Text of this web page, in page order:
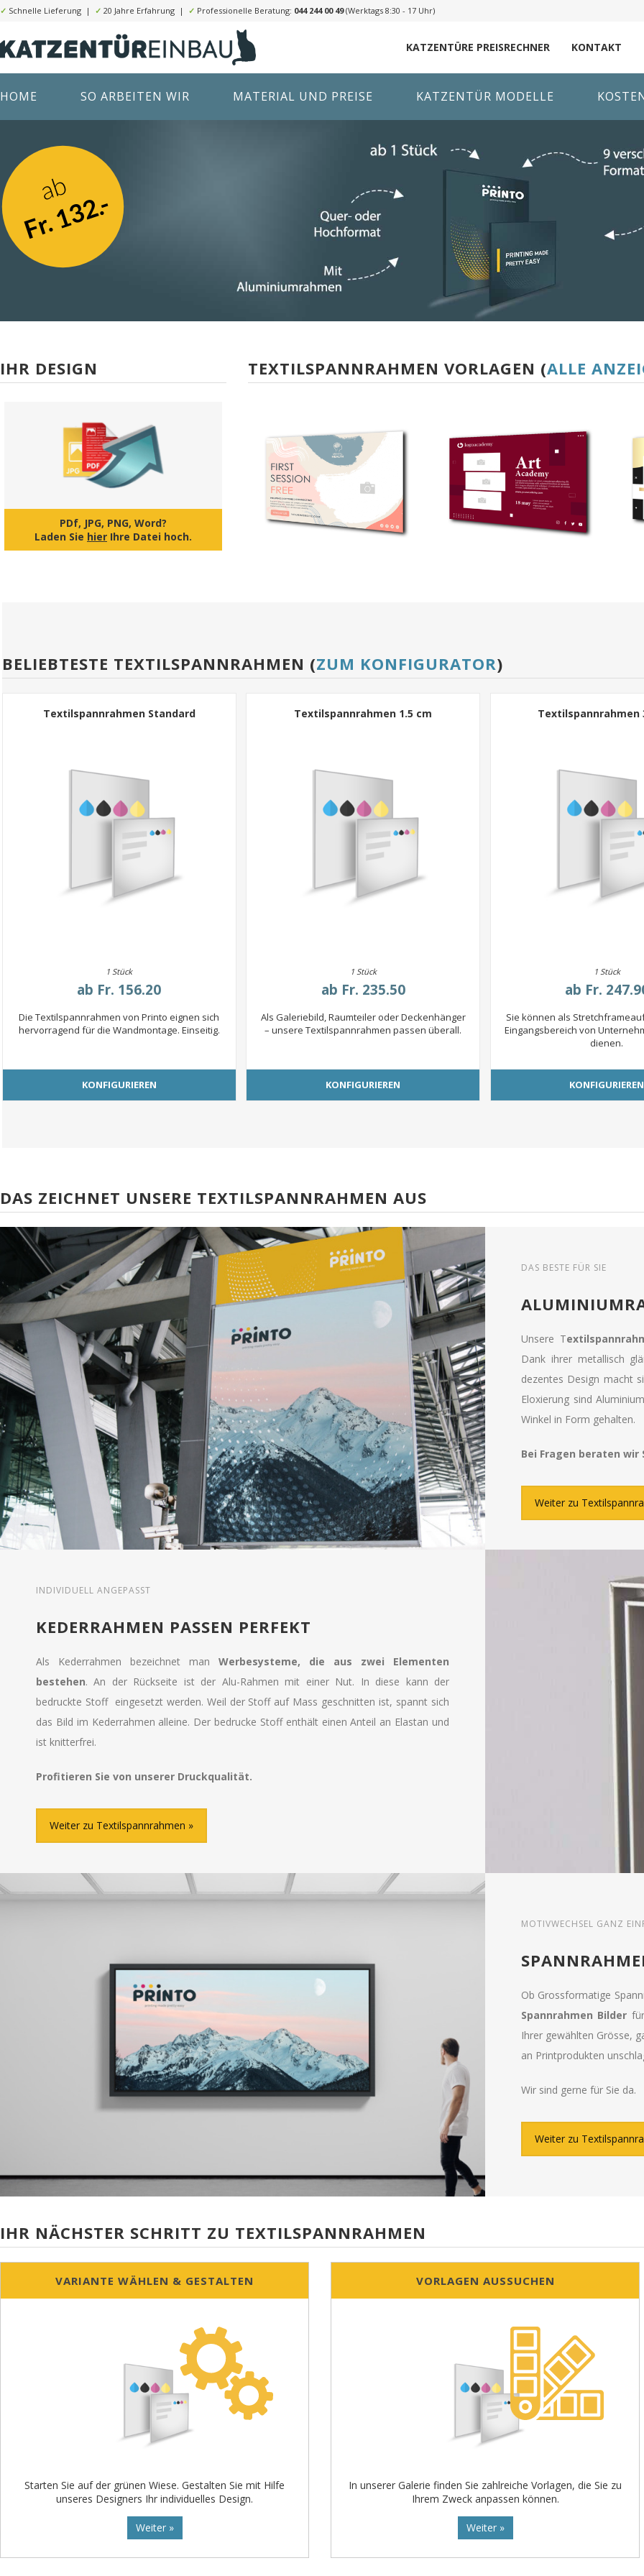
✓ Schnelle Lieferung | ✓ 20 Jahre Erfahrung | ✓ Professionelle Beratung: 044 244 00 49(Werktags 8:30 - 17 Uhr)
KATZENTÜRE PREISRECHNER KONTAKT
HOME SO ARBEITEN WIR MATERIAL UND PREISE KATZENTÜR MODELLE
ab
Fr. 132.-
IHR DESIGN
PDf, JPG, PNG, Word?
Laden Sie hier Ihre Datei hoch.
TEXTILSPANNRAHMEN VORLAGEN (ALLE
BELIEBTESTE TEXTILSPANNRAHMEN (ZUM KONFIGURATOR)
Textilspannrahmen Standard
1 Stück
ab Fr. 156.20
Die Textilspannrahmen von Printo eignen sich
hervorragend für die Wandmontage. Einseitig.
KONFIGURIEREN
Textilspannrahmen 1.5 cm
1 Stück
ab Fr. 235.50
Als Galeriebild, Raumteiler oder Deckenhänger
– unsere Textilspannrahmen passen überall.
KONFIGURIEREN
Textilspannrahmen
1 Stück
ab Fr.
Sie können als
Eingangsbereich von
dienen.
KONFIGURIEREN
DAS ZEICHNET UNSERE TEXTILSPANNRAHMEN AUS
DAS BESTE FÜR SIE
Unsere T
Dank ihrer metallisch
dezentes Design macht
Eloxierung sind
Winkel in Form gehalten.
Bei Fragen beraten wir
Weiter zu
INDIVIDUELL ANGEPASST
KEDERRAHMEN PASSEN PERFEKT
Als Kederrahmen bezeichnet man Werbesysteme, die aus zwei Elementen
bestehen. An der Rückseite ist der Alu-Rahmen mit einer Nut. In diese kann der
bedruckte Stoff eingesetzt werden. Weil der Stoff auf Mass geschnitten ist, spannt sich
das Bild im Kederrahmen alleine. Der bedrucke Stoff enthält einen Anteil an Elastan und
ist knitterfrei.
Profitieren Sie von unserer Druckqualität.
Weiter zu Textilspannrahmen
MOTIVWECHSEL GANZ
Ob Grossformatige
Spannrahmen Bilder
Ihrer gewählten Grösse,
an Printprodukten
Wir sind gerne für Sie da.
Weiter zu
IHR NÄCHSTER SCHRITT ZU TEXTILSPANNRAHMEN
VARIANTE WÄHLEN & GESTALTEN
Starten Sie auf der grünen Wiese. Gestalten Sie mit Hilfe
unseres Designers Ihr individuelles Design.
Weiter »
VORLAGEN AUSSUCHEN
In unserer Galerie finden Sie zahlreiche Vorlagen, die Sie zu
Ihrem Zweck anpassen können.
Weiter »